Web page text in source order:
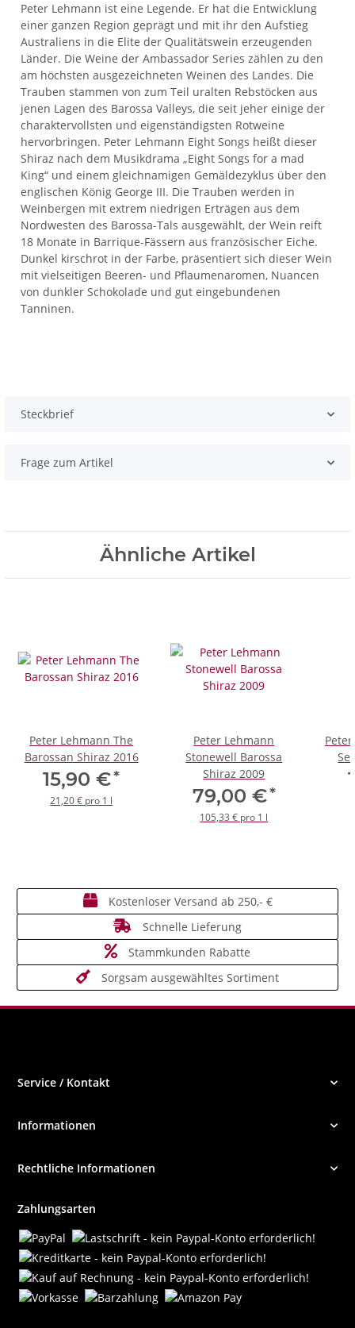
Peter Lehmann ist eine Legende. Er hat die Entwicklung
einer ganzen Region geprägt und mit ihr den Aufstieg
Australiens in die Elite der Qualitätswein erzeugenden
Länder. Die Weine der Ambassador Series zählen zu den
am höchsten ausgezeichneten Weinen des Landes. Die
Trauben stammen von zum Teil uralten Rebstöcken aus
jenen Lagen des Barossa Valleys, die seit jeher einige der
charaktervollsten und eigenständigsten Rotweine
hervorbringen. Peter Lehmann Eight Songs heißt dieser
Shiraz nach dem Musikdrama „Eight Songs for a mad
King“ und einem gleichnamigen Gemäldezyklus über den
englischen König George III. Die Trauben werden in
Weinbergen mit extrem niedrigen Erträgen aus dem
Nordwesten des Barossa-Tals ausgewählt, der Wein reift
18 Monate in Barrique-Fässern aus französischer Eiche.
Dunkel kirschrot in der Farbe, präsentiert sich dieser Wein
mit vielseitigen Beeren- und Pflaumenaromen, Nuancen
von dunkler Schokolade und gut eingebundenen
Tanninen.
Steckbrief
Frage zum Artikel
Ähnliche Artikel
Peter Lehmann The
Barossan Shiraz 2016
15,90 €*
21,20 € pro 1 l
Peter Lehmann
Stonewell Barossa
Shiraz 2009
79,00 €*
105,33 € pro 1 l
Kostenloser Versand ab 250,- €
Schnelle Lieferung
Stammkunden Rabatte
Sorgsam ausgewähltes Sortiment
Service / Kontakt
Informationen
Rechtliche Informationen
Zahlungsarten